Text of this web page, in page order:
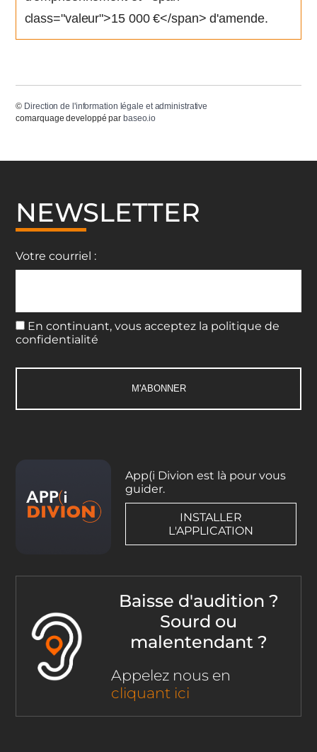
class="valeur">15 000 €</span> d'amende.
© Direction de l'information légale et administrative
comarquage developpé par baseo.io
NEWSLETTER
Votre courriel :
En continuant, vous acceptez la politique de
confidentialité
App(i Divion est là pour vous
guider.
INSTALLER
L'APPLICATION
Baisse d'audition ?
Sourd ou
malentendant ?
Appelez nous en
cliquant ici